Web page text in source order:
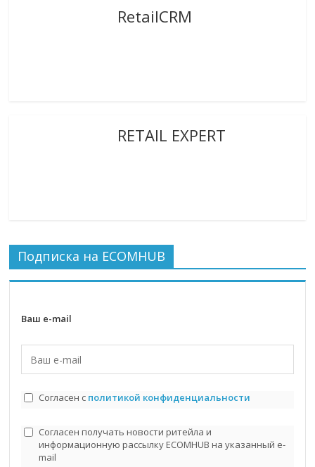
RetailCRM
RETAIL EXPERT
Подписка на ECOMHUB
Ваш e-mail
Согласен с политикой конфиденциальности
Согласен получать новости ритейла и
информационную рассылку ECOMHUB на указанный e-
mail